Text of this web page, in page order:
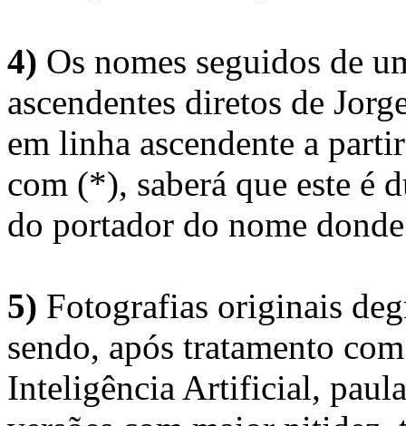
4) Os nomes seguidos de
ascendentes diretos de
em linha ascendente a
com (*), saberá que este é
do portador do nome
5) Fotografias originais
sendo, após tratamento
Inteligência Artificial,